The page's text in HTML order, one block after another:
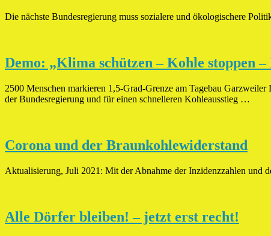
Die nächste Bundesregierung muss sozialere und ökologischere
Demo: „Klima schützen – Kohle stoppen
2500 Menschen markieren 1,5-Grad-Grenze am Tagebau
der Bundesregierung und für einen schnelleren Kohleausstieg …
Corona und der Braunkohlewiderstand
Aktualisierung, Juli 2021: Mit der Abnahme der Inzidenzzahlen und
Alle Dörfer bleiben! – jetzt erst recht!